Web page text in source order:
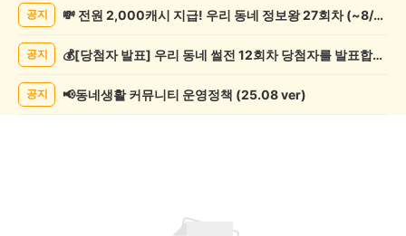
록
공지 💸 전원 2,000캐시 지급! 우리 동네 정보왕 27회차 (~8/10)
공지 💰[당첨자 발표] 우리 동네 썰전 12회차 당첨자를 발표합니다!
공지 📢동네생활 커뮤니티 운영정책 (25.08 ver)